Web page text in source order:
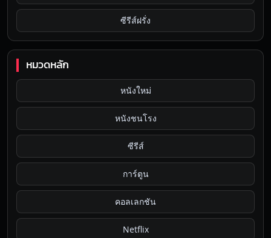
ซีรีส์ฝรั่ง
หมวดหลัก
หนังใหม่
หนังชนโรง
ซีรีส์
การ์ตูน
คอลเลกชัน
Netflix